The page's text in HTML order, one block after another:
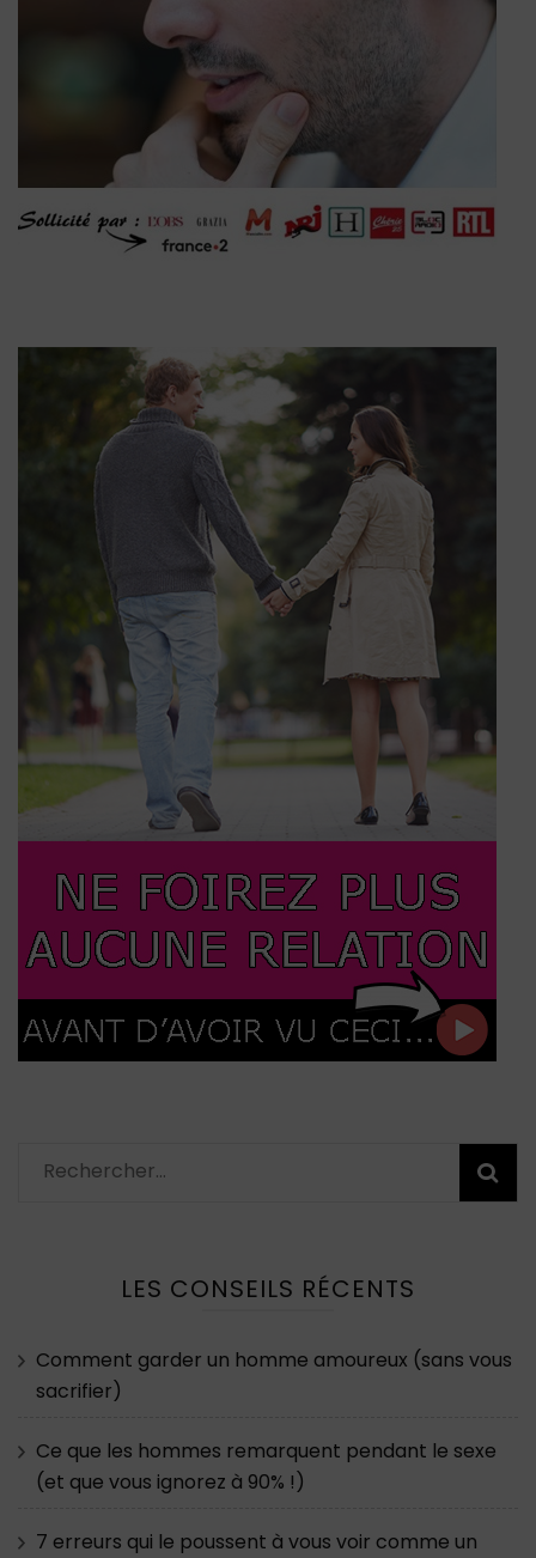
Rechercher :
LES CONSEILS RÉCENTS
Comment garder un homme amoureux (sans vous
sacrifier)
Ce que les hommes remarquent pendant le sexe
(et que vous ignorez à 90% !)
7 erreurs qui le poussent à vous voir comme un